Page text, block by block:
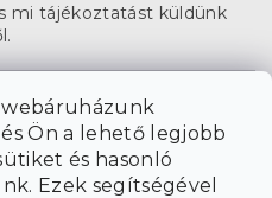
Ön a lehető legjobb
és hasonló
Ezek segítségével
mi tájékoztatást küldünk
egyetérteka személyes